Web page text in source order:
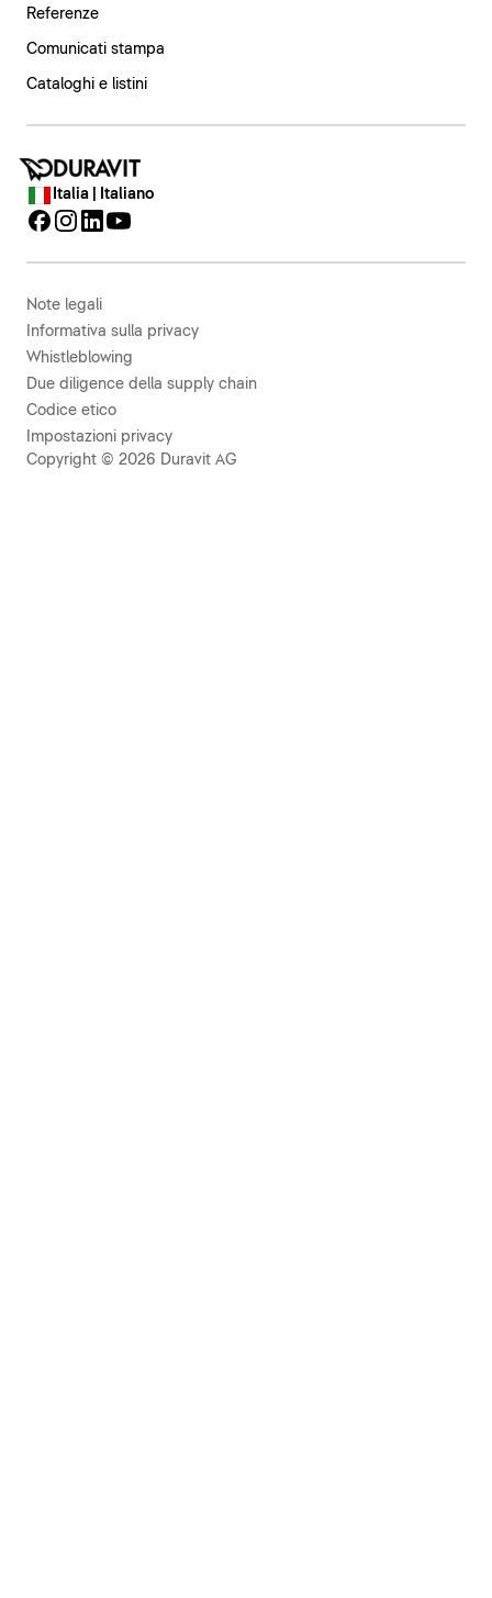
Referenze
Comunicati stampa
Cataloghi e listini
Italia | Italiano
Note legali
Informativa sulla privacy
Whistleblowing
Due diligence della supply chain
Codice etico
Impostazioni privacy
Copyright © 2026 Duravit AG